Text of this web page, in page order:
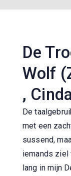
De
Wolf
,
De
met een
sussend,
iemands ziel
lang in mijn